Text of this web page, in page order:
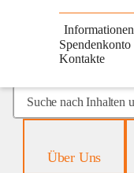
Informationen
Spendenkonto
Kontakte
Suche
nach
mehr...Über Uns